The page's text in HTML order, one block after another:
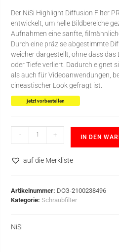
Der NiSi Highlight Diffusion Filter
entwickelt, um helle Bildbereiche
Aufnahmen eine sanfte,
Durch eine präzise abgestimmte
weicher dargestellt, ohne dass
oder Tiefe verliert. Dadurch eignet
als auch für Videoanwendungen,
cineastischer Look gefragt ist.
jetzt vorbestellen
- + IN DEN
auf die Merkliste
Artikelnummer: DCG-2100238496
Kategorie:Schraubfilter
NiSi